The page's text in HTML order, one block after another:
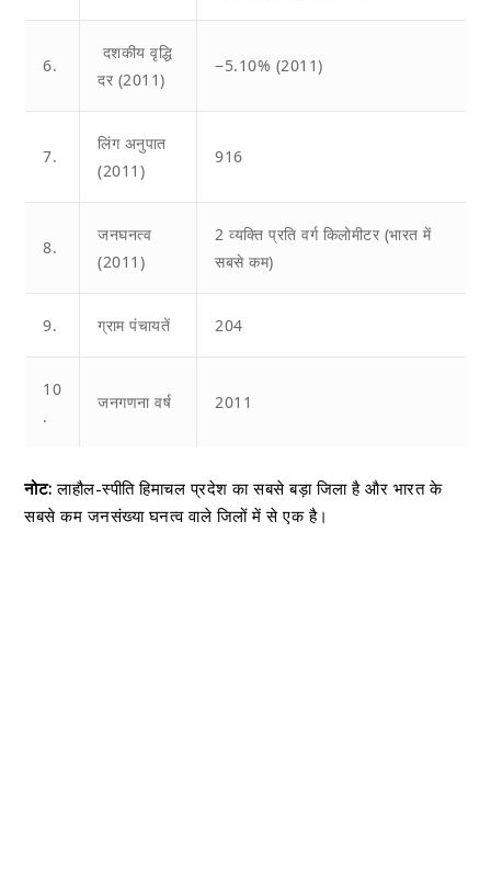
6.
दशकीय वृद्धि
दर (2011)
−5.10% (2011)
7.
लिंग अनुपात
(2011)
916
8.
जनघनत्व
(2011)
2 व्यक्ति प्रति वर्ग किलोमीटर (भारत में
सबसे कम)
9. ग्राम पंचायतें 204
10
.
जनगणना वर्ष 2011
नोट: लाहौल-स्पीति हिमाचल प्रदेश का सबसे बड़ा जिला है और भारत के
सबसे कम जनसंख्या घनत्व वाले जिलों में से एक है।